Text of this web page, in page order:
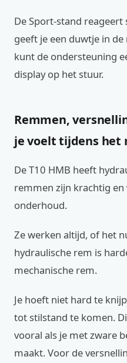
De Sport-stand reageert
geeft je een duwtje in
kunt de ondersteuning
display op het stuur.
Remmen,
je voelt tijdens het
De T10 HMB heeft
remmen zijn krachtig en
onderhoud.
Ze werken altijd, of het
hydraulische rem is
mechanische rem.
Je hoeft niet hard te
tot stilstand te komen.
vooral als je met zware
maakt. Voor de